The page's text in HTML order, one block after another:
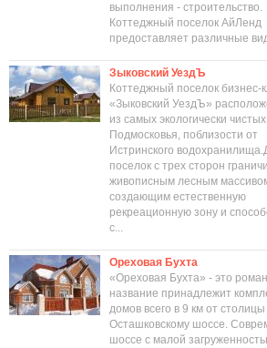
выполнения - строительство.
Коттеджный поселок АйЛенд
предоставляет различные
Зыковский УездЪ
Коттеджный поселок бизнес-
«Зыковский УездЪ»
из самых экологически
Подмосковья, поблизости от
Истринского
поселок с трех сторон
живописным лесным
создающим естественную
рекреационную зону и
с...
Ореховая Бухта
«Ореховая Бухта» - это
название принадлежит
домов всего в 9 км от столицы
Осташковскому шоссе.
шоссе с малой